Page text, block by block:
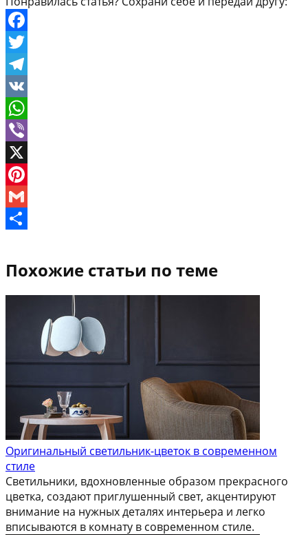
Facebook
Twitter
Telegram
VK
WhatsApp
Viber
X
Pinterest
Gmail
Похожие статьи по теме
Оригинальный светильник-цветок в современном
стиле
Светильники, вдохновленные образом прекрасного
цветка, создают приглушенный свет, акцентируют
внимание на нужных деталях интерьера и легко
вписываются в комнату в современном стиле.